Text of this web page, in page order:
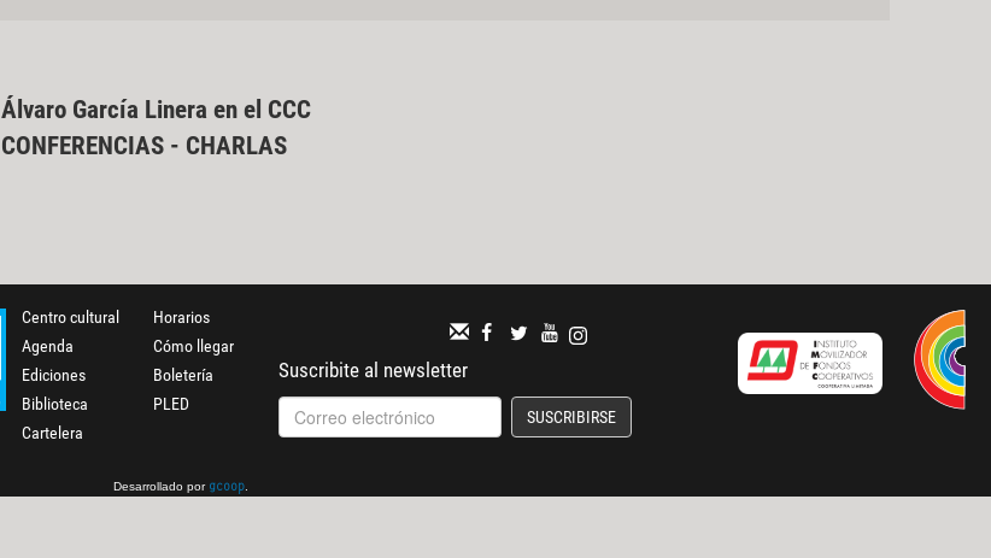
Álvaro García Linera en el CCC
CONFERENCIAS - CHARLAS
Centro cultural
Agenda
Ediciones
Biblioteca
Cartelera
Horarios
Cómo llegar
Boletería
PLED
Suscribite al newsletter
SUSCRIBIRSE
Desarrollado por gcoop